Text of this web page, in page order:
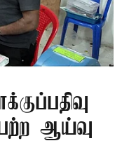
ஆய்வு